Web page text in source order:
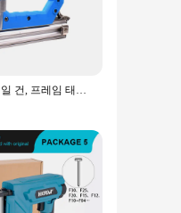
The USB
routine,
range, this
F30 전기 네일 건, 프레임 태커, 전동 공구